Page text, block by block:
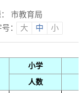
市教育局
： 大 中 小
小学
人数